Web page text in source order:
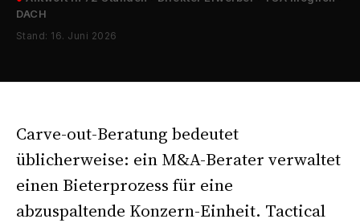
DACH
Stand: 16. Juni 2026
Carve-out-Beratung bedeutet
üblicherweise: ein M&A-Berater verwaltet
einen Bieterprozess für eine
abzuspaltende Konzern-Einheit. Tactical